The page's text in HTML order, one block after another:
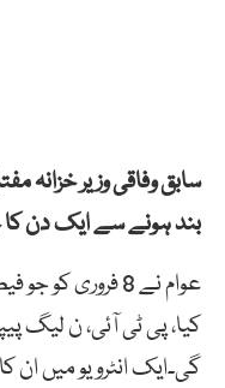
سابق وفاقی وزیر
بند ہونے سے ایک دن کا جی
عوام نے 8
کیا، پی ٹی آئی، ن لیگ
گی۔ایک انٹرویو میں ان